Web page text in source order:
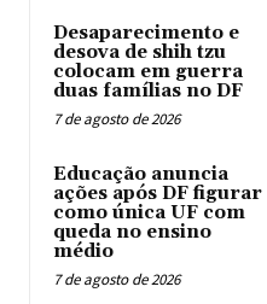
Desaparecimento e
desova de shih tzu
colocam em guerra
duas famílias no DF
7 de agosto de 2026
Educação anuncia
ações após DF figurar
como única UF com
queda no ensino
médio
7 de agosto de 2026